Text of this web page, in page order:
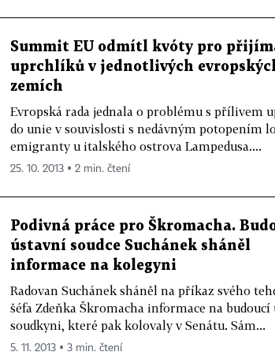
Summit EU odmítl kvóty pro
uprchlíků v jednotlivých
zemích
Evropská rada jednala o problému s přílivem
do unie v souvislosti s nedávným potopením
emigranty u italského ostrova Lampedusa....
25. 10. 2013 ▪ 2 min. čtení
Podivná práce pro Škromacha.
ústavní soudce Suchánek sháněl
informace na kolegyni
Radovan Suchánek sháněl na příkaz svého
šéfa Zdeňka Škromacha informace na budoucí
soudkyni, které pak kolovaly v Senátu. Sám...
5. 11. 2013 ▪ 3 min. čtení